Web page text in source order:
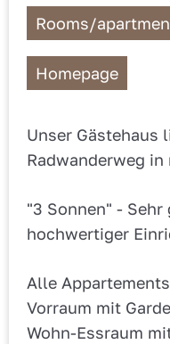
Rooms/
Homepage
Unser Gästehaus
Radwanderweg in
"3 Sonnen" -
hochwertiger
Alle
Vorraum mit
Wohn-Essraum